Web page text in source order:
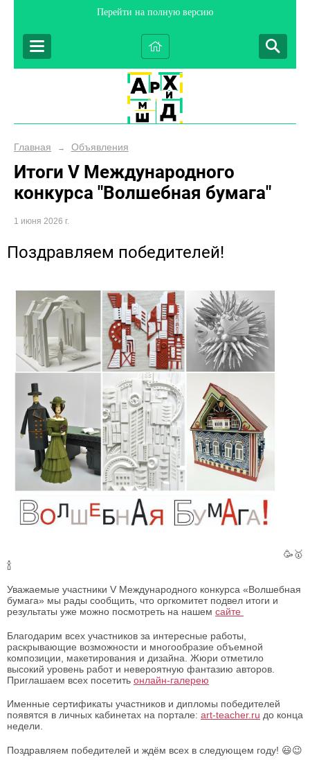
Перейти на полную версию
Главная → Объявления
Итоги V Международного
конкурса "Волшебная бумага"
1 июня 2026 г.
Поздравляем победителей!
🥳🥇
🍾
Уважаемые участники V Международного конкурса «Волшебная
бумага» мы рады сообщить, что оргкомитет подвел итоги и
результаты уже можно посмотреть на нашем сайте
Благодарим всех участников за интересные работы,
раскрывающие возможности и многообразие объемной
композиции, макетирования и дизайна. Жюри отметило
высокий уровень работ и невероятную фантазию авторов.
Приглашаем всех посетить онлайн-галерею
Именные сертификаты участников и дипломы победителей
появятся в личных кабинетах на портале: art-teacher.ru до конца
недели.
Поздравляем победителей и ждём всех в следующем году! 😃😉